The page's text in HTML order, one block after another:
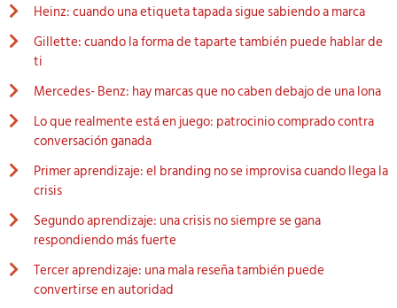
Heinz: cuando una etiqueta tapada sigue sabiendo a marca
Gillette: cuando la forma de taparte también puede hablar de
ti
Mercedes- Benz: hay marcas que no caben debajo de una lona
Lo que realmente está en juego: patrocinio comprado contra
conversación ganada
Primer aprendizaje: el branding no se improvisa cuando llega la
crisis
Segundo aprendizaje: una crisis no siempre se gana
respondiendo más fuerte
Tercer aprendizaje: una mala reseña también puede
convertirse en autoridad